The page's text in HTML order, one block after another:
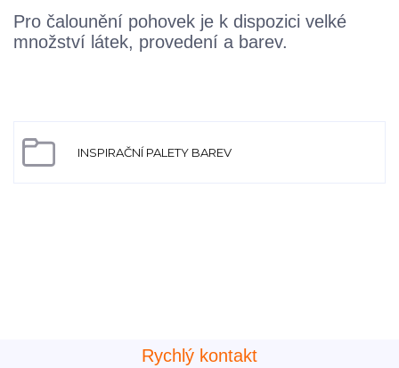
Pro čalounění pohovek je k dispozici velké
množství látek, provedení a barev.
INSPIRAČNÍ PALETY BAREV
Rychlý kontakt